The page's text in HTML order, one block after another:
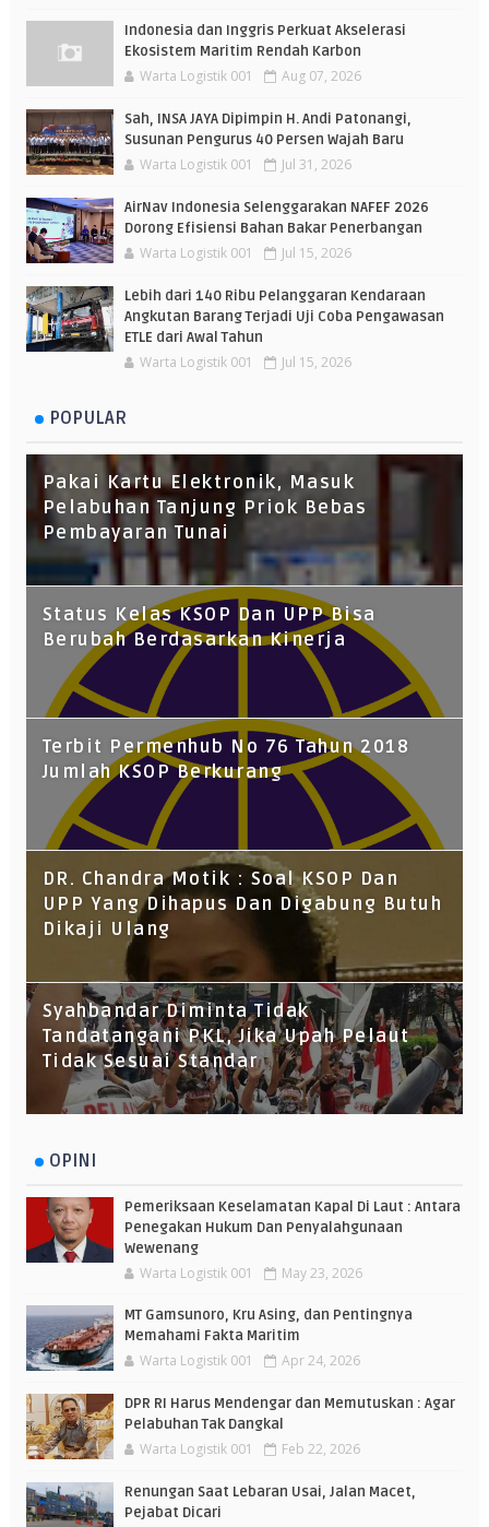
Indonesia dan Inggris Perkuat Akselerasi
Ekosistem Maritim Rendah Karbon
Warta Logistik 001 Aug 07, 2026
Sah, INSA JAYA Dipimpin H. Andi Patonangi,
Susunan Pengurus 40 Persen Wajah Baru
Warta Logistik 001 Jul 31, 2026
AirNav Indonesia Selenggarakan NAFEF 2026
Dorong Efisiensi Bahan Bakar Penerbangan
Warta Logistik 001 Jul 15, 2026
Lebih dari 140 Ribu Pelanggaran Kendaraan
Angkutan Barang Terjadi Uji Coba Pengawasan
ETLE dari Awal Tahun
Warta Logistik 001 Jul 15, 2026
POPULAR
Pakai Kartu Elektronik, Masuk
Pelabuhan Tanjung Priok Bebas
Pembayaran Tunai
Status Kelas KSOP Dan UPP Bisa
Berubah Berdasarkan Kinerja
Terbit Permenhub No 76 Tahun 2018
Jumlah KSOP Berkurang
DR. Chandra Motik : Soal KSOP Dan
UPP Yang Dihapus Dan Digabung Butuh
Dikaji Ulang
Syahbandar Diminta Tidak
Tandatangani PKL, Jika Upah Pelaut
Tidak Sesuai Standar
OPINI
Pemeriksaan Keselamatan Kapal Di Laut : Antara
Penegakan Hukum Dan Penyalahgunaan
Wewenang
Warta Logistik 001 May 23, 2026
MT Gamsunoro, Kru Asing, dan Pentingnya
Memahami Fakta Maritim
Warta Logistik 001 Apr 24, 2026
DPR RI Harus Mendengar dan Memutuskan : Agar
Pelabuhan Tak Dangkal
Warta Logistik 001 Feb 22, 2026
Renungan Saat Lebaran Usai, Jalan Macet,
Pejabat Dicari